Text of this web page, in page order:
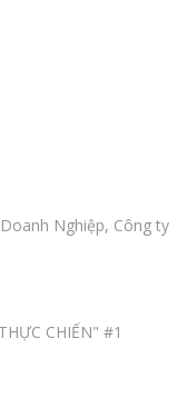
Nghiệp, Công ty
CHIẾN" #1